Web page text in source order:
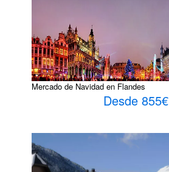
Mercado de Navidad en Flandes
Desde 855€